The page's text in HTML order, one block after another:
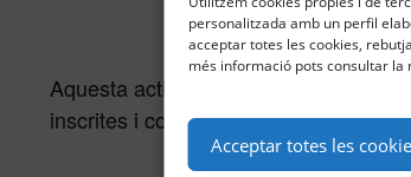
personalitzada amb un perfil
acceptar totes les cookies,
més informació pots consultar la
Acceptar totes les
Aquesta activitat no es realitzarà si
inscrites i compta amb un total de 12